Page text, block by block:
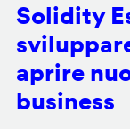
Solidity
aprire
business